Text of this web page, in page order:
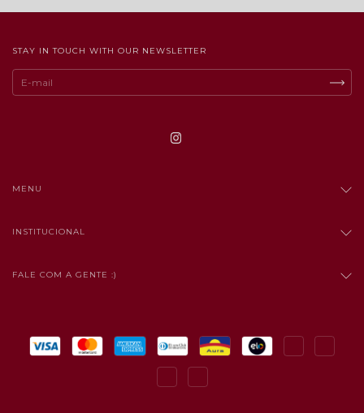
STAY IN TOUCH WITH OUR NEWSLETTER
MENU
INSTITUCIONAL
FALE COM A GENTE :)